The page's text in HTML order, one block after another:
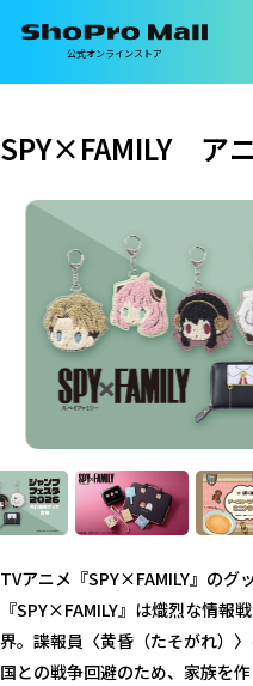
公式オンラインストア
SPY×FAMILY ア
TVアニメ『SPY×FAMILY』のグ
『SPY×FAMILY』は熾烈な情報
界。諜報員〈黄昏（たそがれ）
国との戦争回避のため、家族を